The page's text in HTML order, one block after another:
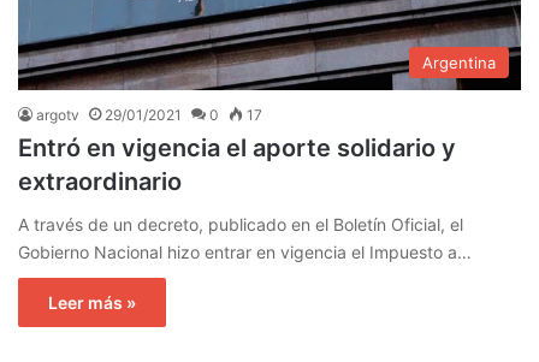
Argentina
argotv 29/01/2021 0 17
Entró en vigencia el aporte solidario y
extraordinario
A través de un decreto, publicado en el Boletín Oficial, el
Gobierno Nacional hizo entrar en vigencia el Impuesto a…
Leer más »